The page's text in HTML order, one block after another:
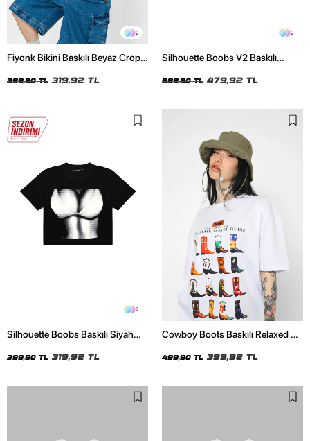
2
Fiyonk Bikini Baskılı Beyaz Crop
399,90 TL 319,92 TL
2
Silhouette Boobs V2 Baskılı
Tshirt
599,90 TL 479,92 TL
2
Silhouette Boobs Baskılı Siyah
399,90 TL 319,92 TL
Cowboy Boots Baskılı Relaxed Fit
499,90 TL 399,92 TL